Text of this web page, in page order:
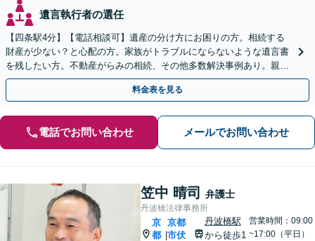
遺言執行者の選任
【四条駅4分】【電話相談可】遺産の分け方にお困りの方。相続する
財産が少ない？と心配の方。家族がトラブルにならないような遺言書
を残したい方。不動産がらみの相続、その他多数解決事例あり。親身
に対応します【夜間・休日面談】【初回相談無料】
料金表を見る
電話でお問い合わせ メールでお問い合わせ
笠中 晴司 弁護士
丹波橋法律事務所
京
都
京都
市伏
丹波橋駅
から徒歩1
営業時間：09:00
~17:00（平日）